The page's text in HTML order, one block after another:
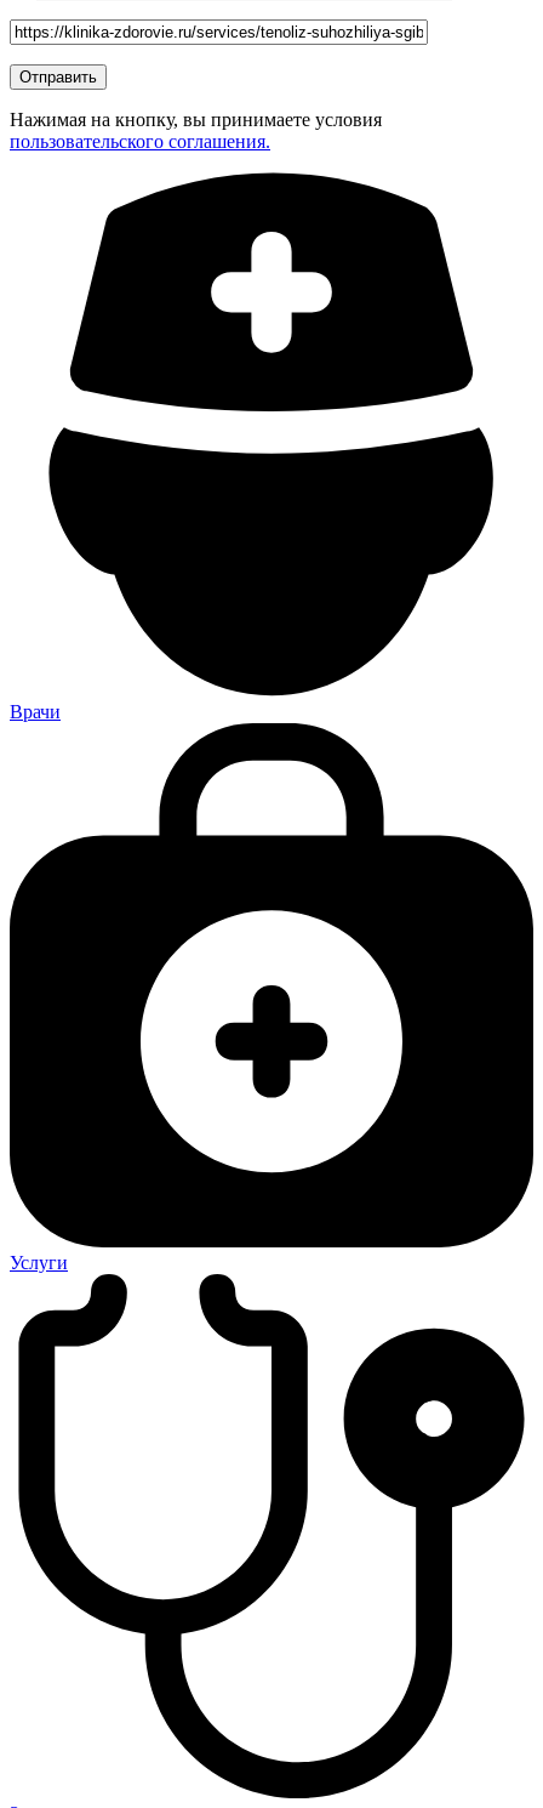
Нажимая на кнопку, вы принимаете условия
пользовательского соглашения.
Врачи
Услуги